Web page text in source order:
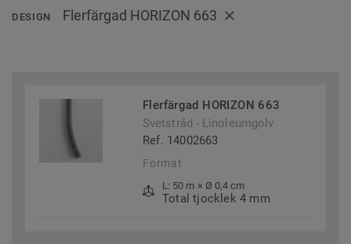
DESIGN Flerfärgad HORIZON 663
Flerfärgad HORIZON 663
Svetstråd - Linoleumgolv
Ref. 14002663
Format
L: 50 m × Ø 0,4 cm
Total tjocklek 4 mm